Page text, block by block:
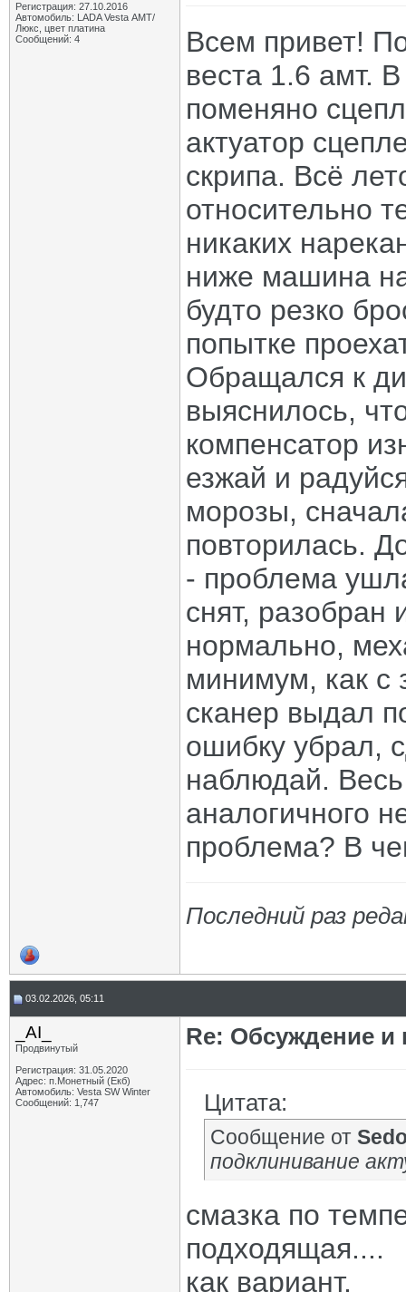
Регистрация: 27.10.2016
Автомобиль: LADA Vesta АМТ/
Люкс, цвет платина
Сообщений: 4
Всем привет!
веста 1.6 амт.
поменяно
актуатор
скрипа. Всё
относительно
никаких
ниже машина
будто резко
попытке
Обращался к
выяснилось,
компенсатор
езжай и
морозы,
повторилась.
- проблема
снят, разобран
нормально,
минимум, как с
сканер выдал
ошибку убрал,
наблюдай.
аналогичного
проблема? В
Последний раз
03.02.2026, 05:11
_AI_
Продвинутый
Регистрация: 31.05.2020
Адрес: п.Монетный (Екб)
Автомобиль: Vesta SW Winter
Сообщений: 1,747
Re: Обсуждение
Цитата:
Сообщение от
подклинивание
смазка по
подходящая....
как вариант.